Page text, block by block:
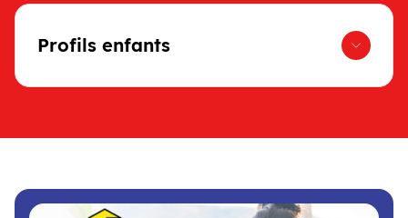
Profils enfants